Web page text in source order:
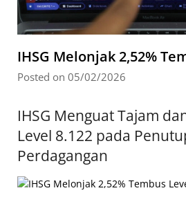
IHSG Melonjak 2,52%
Posted on 05/02/2026
IHSG Menguat Tajam
Level 8.122 pada
Perdagangan